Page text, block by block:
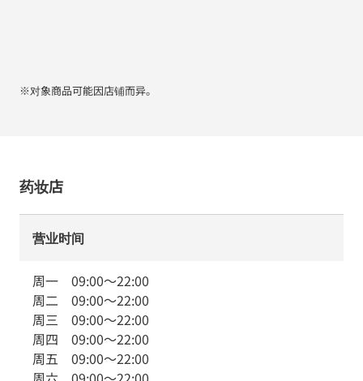
※对象商品可能因店铺而异。
药妆店
营业时间
周一 09:00～22:00
周二 09:00～22:00
周三 09:00～22:00
周四 09:00～22:00
周五 09:00～22:00